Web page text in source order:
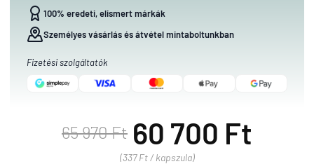
100% eredeti, elismert márkák
Személyes vásárlás és átvétel mintaboltunkban
Fizetési szolgáltatók
65 970 Ft 60 700 Ft
(337 Ft / kapszula)